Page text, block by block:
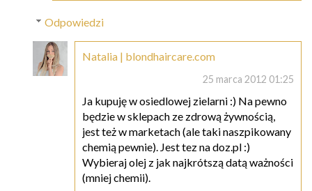
Odpowiedzi
Natalia | blondhaircare.com
25 marca 2012 01:25
Ja kupuję w osiedlowej zielarni :) Na pewno
będzie w sklepach ze zdrową żywnością,
jest też w marketach (ale taki naszpikowany
chemią pewnie). Jest tez na doz.pl :)
Wybieraj olej z jak najkrótszą datą ważności
(mniej chemii).